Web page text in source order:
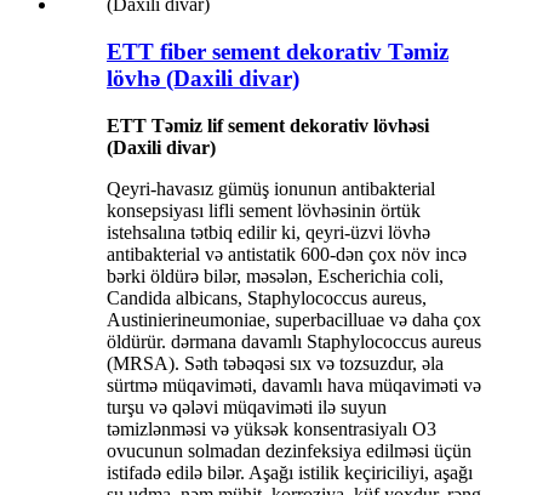
ETT fiber sement dekorativ Təmiz
lövhə (Daxili divar)
ETT Təmiz lif sement dekorativ lövhəsi
(Daxili divar)
Qeyri-havasız gümüş ionunun antibakterial
konsepsiyası lifli sement lövhəsinin örtük
istehsalına tətbiq edilir ki, qeyri-üzvi lövhə
antibakterial və antistatik 600-dən çox növ incə
bərki öldürə bilər, məsələn, Escherichia coli,
Candida albicans, Staphylococcus aureus,
Austinierineumoniae, superbacilluae və daha çox
öldürür. dərmana davamlı Staphylococcus aureus
(MRSA). Səth təbəqəsi sıx və tozsuzdur, əla
sürtmə müqaviməti, davamlı hava müqaviməti və
turşu və qələvi müqaviməti ilə suyun
təmizlənməsi və yüksək konsentrasiyalı O3
ovucunun solmadan dezinfeksiya edilməsi üçün
istifadə edilə bilər. Aşağı istilik keçiriciliyi, aşağı